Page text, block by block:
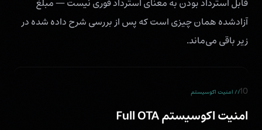
قابل استرداد بودن به معنای استرداد فوری نیست — مبلغ
آزادشده همان چیزی است که پس از بررسی شرح داده شده در
زیر باقی می‌ماند.
10// امنیت اکوسیستم
امنیت اکوسیستم Full OTA